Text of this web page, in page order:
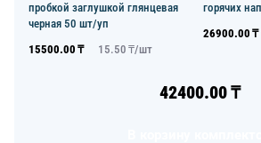
пробкой заглушкой глянцевая
черная 50 шт/уп
15500.00 ₸ 15.50 ₸/шт
горячих
26900.00 ₸
42400.00₸